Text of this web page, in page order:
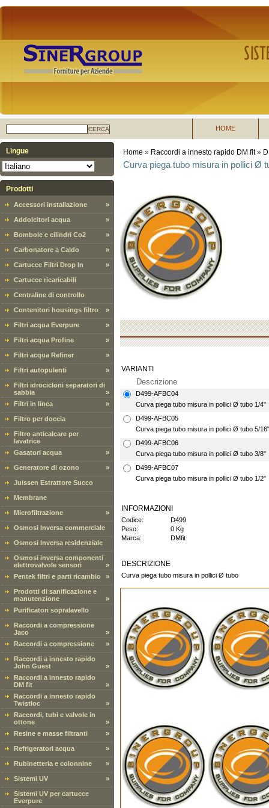
CERCA HOME
Lingue
Prodotti
Accessori installazione »
Addolcitori acqua »
Bombole e cilindri Co2 »
Carbonatore a Caldo »
Cartucce Filtri Drop In »
Cartucce ricaricabili
Centraline di controllo
Contenitori housings filtro »
Filtri acqua Everpure »
Filtri acqua Profine »
Filtri acqua Refiner »
Filtri autopulenti »
Filtri idrocicloni separatori di
sabbia
»
Filtri in linea
»
Filtro per doccia
Filtro anticalcare per
lavatrice
Gasatori acqua
»
Generatore di ozono »
Juissen Estrattore Succo
Membrane
Microfiltrazione »
Osmosi Inversa commerciale
Osmosi Inversa residenziale
Osmosi inversa componenti
elettrovalvole sensori
»
Pentek filtri e parti ricambio
»
Prodotti di sanificazione e
manutenzione
»
Purificatori sopralavello
Raccordi a compressione
Jaco
»
Raccordi a compressione
»
Raccordi a innesto rapido
John Guest
»
Raccordi a innesto rapido
DM fit
»
Raccordi a innesto rapido
Twistloc
»
Raccordi, tubi e valvole in
ottone
»
Resine e masse filtranti
»
Refrigeratori acqua »
Rubinetteria e colonnine »
Sistemi UV »
Sistemi UV per cartucce
Everpure
Home » Raccordi a innesto rapido DM fit »
Curva piega tubo misura in pollici Ø
VARIANTI
Descrizione
D499-AFBC04
Curva piega tubo misura in pollici Ø tubo 1/4"
D499-AFBC05
Curva piega tubo misura in pollici Ø tubo 5/16"
D499-AFBC06
Curva piega tubo misura in pollici Ø tubo 3/8"
D499-AFBC07
Curva piega tubo misura in pollici Ø tubo 1/2"
INFORMAZIONI
Codice:
D499
Peso:
0 Kg
Marca:
DMfit
DESCRIZIONE
Curva piega tubo misura in pollici Ø tubo